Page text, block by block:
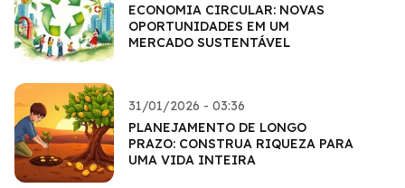
ECONOMIA CIRCULAR: NOVAS
OPORTUNIDADES EM UM
MERCADO SUSTENTÁVEL
31/01/2026 - 03:36
PLANEJAMENTO DE LONGO
PRAZO: CONSTRUA RIQUEZA PARA
UMA VIDA INTEIRA